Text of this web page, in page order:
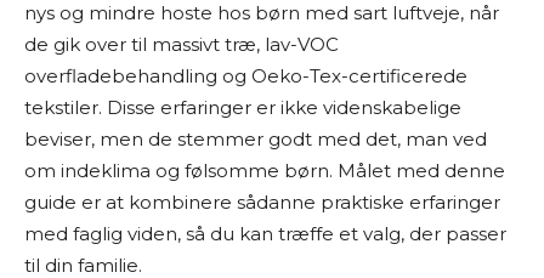
nys og mindre hoste hos børn med sart luftveje, når
de gik over til massivt træ, lav-VOC
overfladebehandling og Oeko-Tex-certificerede
tekstiler. Disse erfaringer er ikke videnskabelige
beviser, men de stemmer godt med det, man ved
om indeklima og følsomme børn. Målet med denne
guide er at kombinere sådanne praktiske erfaringer
med faglig viden, så du kan træffe et valg, der passer
til din familie.